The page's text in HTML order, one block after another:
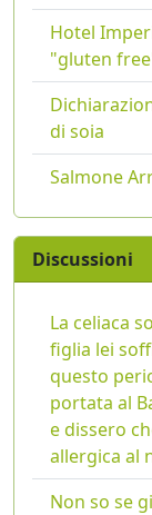
Hotel
"gluten
di soia
Salmone
Discussioni
La celiaca
figlia lei
questo
portata al
e dissero
allergica al
Non so se